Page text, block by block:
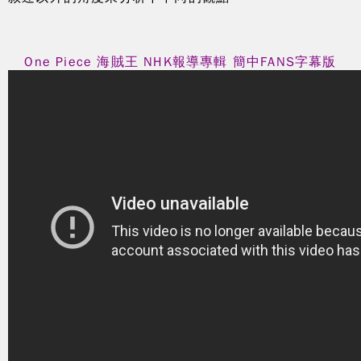
One Piece 海賊王 NHK報導專輯 簡中FANS字幕版